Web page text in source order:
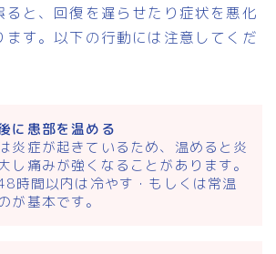
ると、回復を遅らせたり症状を悪化
ます。以下の行動には注意してくだ
に患部を温める
炎症が起きているため、温めると炎
し痛みが強くなることがあります。
時間以内は冷やす・もしくは常温
が基本です。